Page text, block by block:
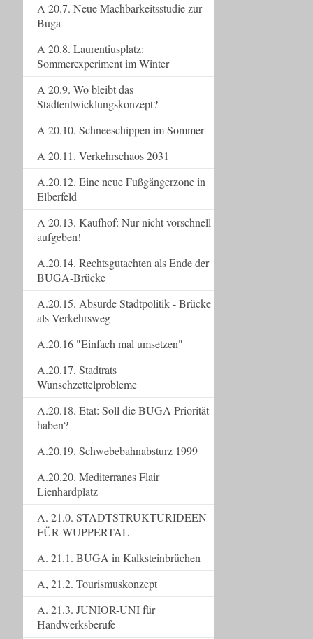
A 20.7. Neue Machbarkeitsstudie zur
Buga
A 20.8. Laurentiusplatz:
Sommerexperiment im Winter
A 20.9. Wo bleibt das
Stadtentwicklungskonzept?
A 20.10. Schneeschippen im Sommer
A 20.11. Verkehrschaos 2031
A.20.12. Eine neue Fußgängerzone in
Elberfeld
A 20.13. Kaufhof: Nur nicht vorschnell
aufgeben!
A.20.14. Rechtsgutachten als Ende der
BUGA-Brücke
A.20.15. Absurde Stadtpolitik - Brücke
als Verkehrsweg
A.20.16 "Einfach mal umsetzen"
A.20.17. Stadtrats
Wunschzettelprobleme
A.20.18. Etat: Soll die BUGA Priorität
haben?
A.20.19. Schwebebahnabsturz 1999
A.20.20. Mediterranes Flair
Lienhardplatz
A. 21.0. STADTSTRUKTURIDEEN
FÜR WUPPERTAL
A. 21.1. BUGA in Kalksteinbrüchen
A, 21.2. Tourismuskonzept
A. 21.3. JUNIOR-UNI für
Handwerksberufe